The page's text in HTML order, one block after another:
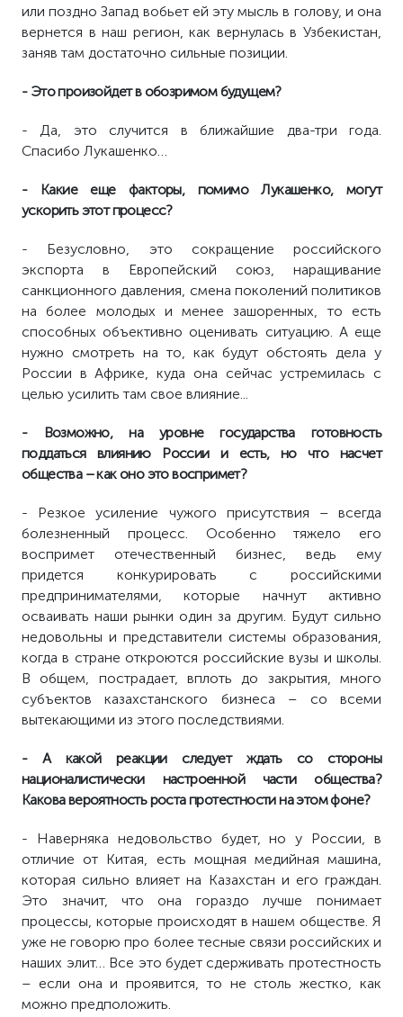
или поздно Запад вобьет ей эту мысль в голову, и она
вернется в наш регион, как вернулась в Узбекистан,
заняв там достаточно сильные позиции.
- Это произойдет в обозримом будущем?
- Да, это случится в ближайшие два-три года.
Спасибо Лукашенко…
- Какие еще факторы, помимо Лукашенко, могут
ускорить этот процесс?
- Безусловно, это сокращение российского
экспорта в Европейский союз, наращивание
санкционного давления, смена поколений политиков
на более молодых и менее зашоренных, то есть
способных объективно оценивать ситуацию. А еще
нужно смотреть на то, как будут обстоять дела у
России в Африке, куда она сейчас устремилась с
целью усилить там свое влияние...
- Возможно, на уровне государства готовность
поддаться влиянию России и есть, но что насчет
общества – как оно это воспримет?
- Резкое усиление чужого присутствия – всегда
болезненный процесс. Особенно тяжело его
воспримет отечественный бизнес, ведь ему
придется конкурировать с российскими
предпринимателями, которые начнут активно
осваивать наши рынки один за другим. Будут сильно
недовольны и представители системы образования,
когда в стране откроются российские вузы и школы.
В общем, пострадает, вплоть до закрытия, много
субъектов казахстанского бизнеса – со всеми
вытекающими из этого последствиями.
- А какой реакции следует ждать со стороны
националистически настроенной части общества?
Какова вероятность роста протестности на этом фоне?
- Наверняка недовольство будет, но у России, в
отличие от Китая, есть мощная медийная машина,
которая сильно влияет на Казахстан и его граждан.
Это значит, что она гораздо лучше понимает
процессы, которые происходят в нашем обществе. Я
уже не говорю про более тесные связи российских и
наших элит… Все это будет сдерживать протестность
– если она и проявится, то не столь жестко, как
можно предположить.